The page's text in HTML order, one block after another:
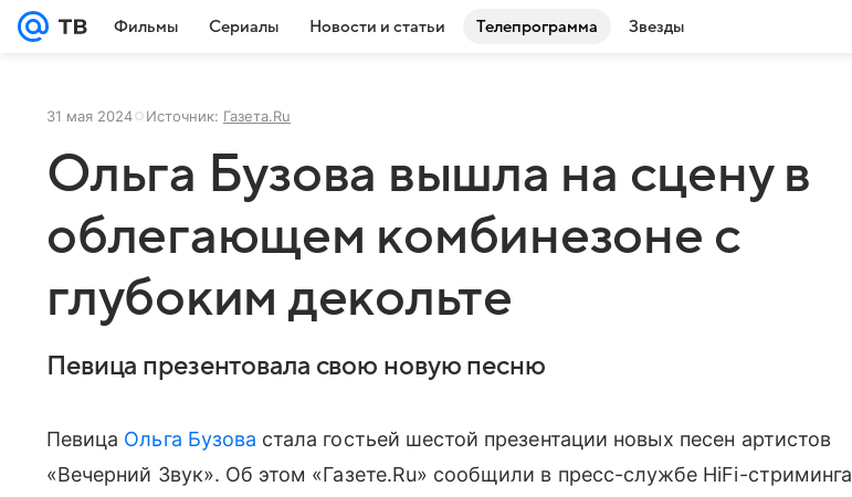
Фильмы Сериалы Новости и статьи Телепрограмма Звезды
31 мая 2024 Источник: Газета.Ru
Ольга Бузова вышла на сцену в
облегающем комбинезоне с
глубоким декольте
Певица презентовала свою новую песню
Певица Ольга Бузова стала гостьей шестой презентации новых песен артистов
«Вечерний Звук». Об этом «Газете.Ru» сообщили в пресс-службе HiFi-стриминга